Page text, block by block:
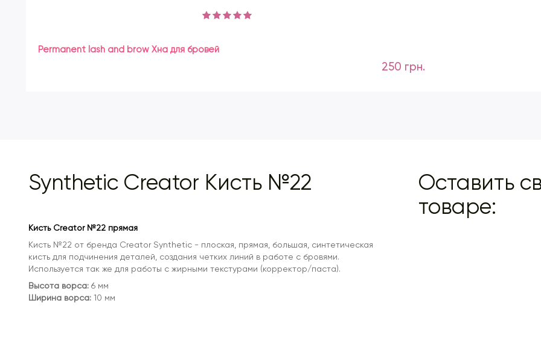
Permanent lash and brow Хна для бровей
250 грн.
Synthetic Creator Кисть №22
Кисть Creator №22 прямая
Кисть №22 от бренда Creator Synthetic - плоская, прямая, большая, синтетическая
кисть для подчинения деталей, создания четких линий в работе с бровями.
Используется так же для работы с жирными текстурами (корректор/паста).
Высота ворса: 6 мм
Ширина ворса: 10 мм
Оставить
товаре: